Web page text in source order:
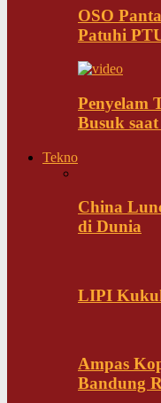
OSO
Patuhi
Penyelam
Busuk
Tekno
China
di Dunia
LIPI
Ampas
Bandung